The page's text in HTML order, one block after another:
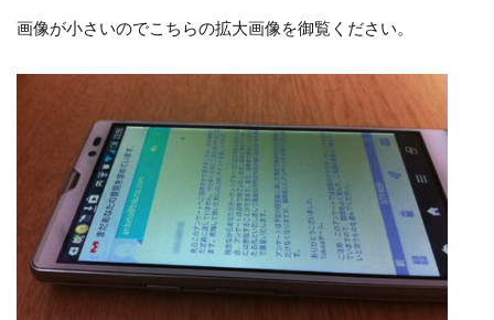
画像が小さいのでこちらの拡大画像を御覧ください。